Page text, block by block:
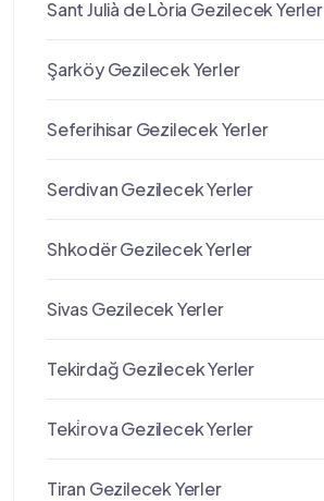
Sant Julià de Lòria Gezilecek Yerler
Şarköy Gezilecek Yerler
Seferihisar Gezilecek Yerler
Serdivan Gezilecek Yerler
Shkodër Gezilecek Yerler
Sivas Gezilecek Yerler
Tekirdağ Gezilecek Yerler
Teki̇rova Gezilecek Yerler
Tiran Gezilecek Yerler